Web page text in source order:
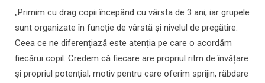
„Primim cu drag copii începând cu vârsta de 3 ani, iar grupele
sunt organizate în funcție de vârstă și nivelul de pregătire.
Ceea ce ne diferențiază este atenția pe care o acordăm
fiecărui copil. Credem că fiecare are propriul ritm de învățare
și propriul potențial, motiv pentru care oferim sprijin, răbdare